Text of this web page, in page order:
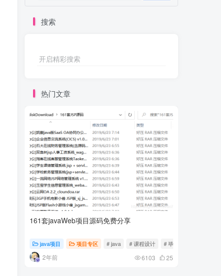
搜索
开启精彩搜索
热门文章
161套javaWeb项目源码免费分享
java项目 项目专区 # java # 课程设计 # 毕业设计
2年前 6103 25